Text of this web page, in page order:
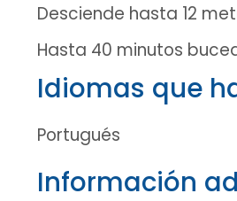
Desciende hasta 12
Hasta 40 minutos
Idiomas que
Portugués
Información